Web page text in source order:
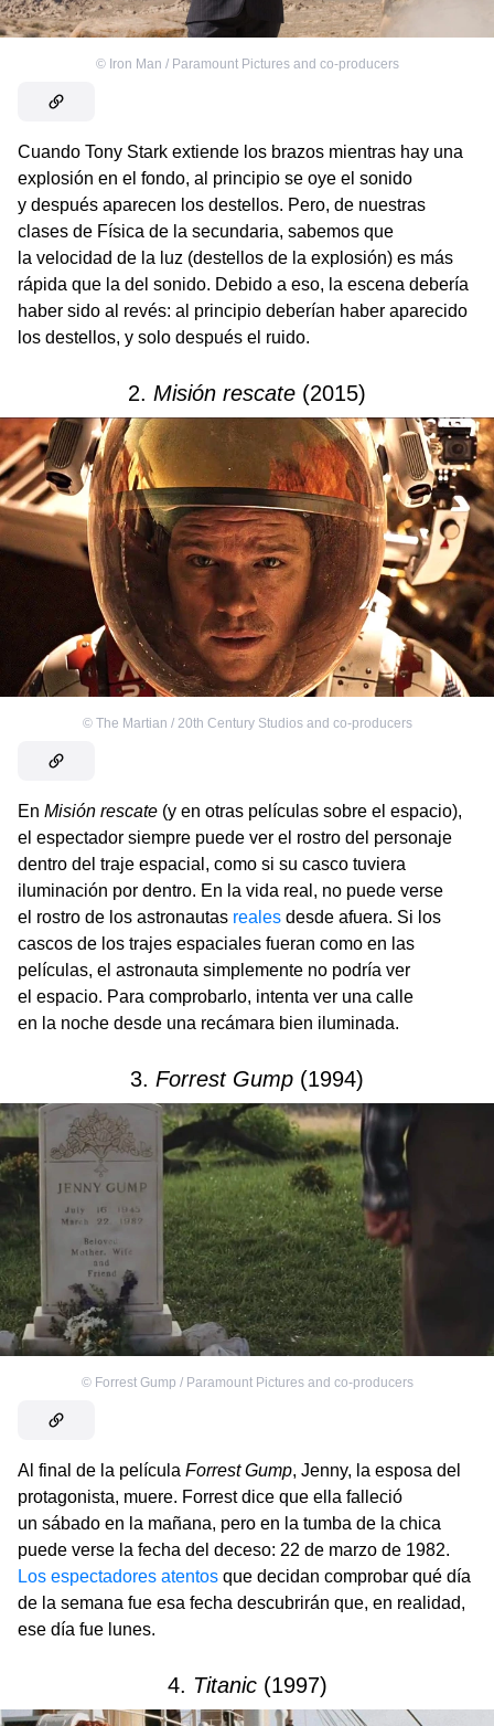
© Iron Man / Paramount Pictures and co-producers
Cuando Tony Stark extiende los brazos mientras hay una
explosión en el fondo, al principio se oye el sonido
y después aparecen los destellos. Pero, de nuestras
clases de Física de la secundaria, sabemos que
la velocidad de la luz (destellos de la explosión) es más
rápida que la del sonido. Debido a eso, la escena debería
haber sido al revés: al principio deberían haber aparecido
los destellos, y solo después el ruido.
2. Misión rescate (2015)
© The Martian / 20th Century Studios and co-producers
En Misión rescate (y en otras películas sobre el espacio),
el espectador siempre puede ver el rostro del personaje
dentro del traje espacial, como si su casco tuviera
iluminación por dentro. En la vida real, no puede verse
el rostro de los astronautas reales desde afuera. Si los
cascos de los trajes espaciales fueran como en las
películas, el astronauta simplemente no podría ver
el espacio. Para comprobarlo, intenta ver una calle
en la noche desde una recámara bien iluminada.
3. Forrest Gump (1994)
© Forrest Gump / Paramount Pictures and co-producers
Al final de la película Forrest Gump, Jenny, la esposa del
protagonista, muere. Forrest dice que ella falleció
un sábado en la mañana, pero en la tumba de la chica
puede verse la fecha del deceso: 22 de marzo de 1982.
Los espectadores atentos que decidan comprobar qué día
de la semana fue esa fecha descubrirán que, en realidad,
ese día fue lunes.
4. Titanic (1997)